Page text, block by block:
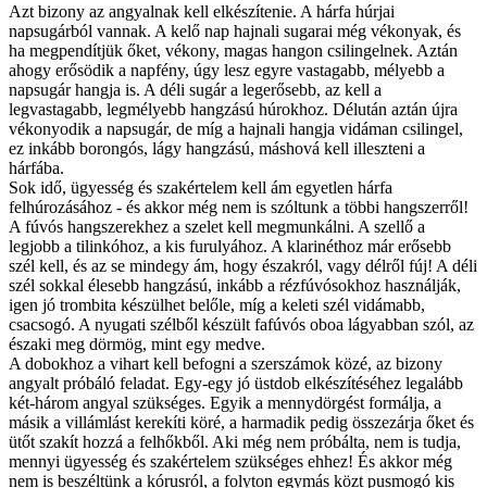
Azt bizony az angyalnak kell elkészítenie. A hárfa húrjai
napsugárból vannak. A kelő nap hajnali sugarai még vékonyak, és
ha megpendítjük őket, vékony, magas hangon csilingelnek. Aztán
ahogy erősödik a napfény, úgy lesz egyre vastagabb, mélyebb a
napsugár hangja is. A déli sugár a legerősebb, az kell a
legvastagabb, legmélyebb hangzású húrokhoz. Délután aztán újra
vékonyodik a napsugár, de míg a hajnali hangja vidáman csilingel,
ez inkább borongós, lágy hangzású, máshová kell illeszteni a
hárfába.
Sok idő, ügyesség és szakértelem kell ám egyetlen hárfa
felhúrozásához - és akkor még nem is szóltunk a többi hangszerről!
A fúvós hangszerekhez a szelet kell megmunkálni. A szellő a
legjobb a tilinkóhoz, a kis furulyához. A klarinéthoz már erősebb
szél kell, és az se mindegy ám, hogy északról, vagy délről fúj! A déli
szél sokkal élesebb hangzású, inkább a rézfúvósokhoz használják,
igen jó trombita készülhet belőle, míg a keleti szél vidámabb,
csacsogó. A nyugati szélből készült fafúvós oboa lágyabban szól, az
északi meg dörmög, mint egy medve.
A dobokhoz a vihart kell befogni a szerszámok közé, az bizony
angyalt próbáló feladat. Egy-egy jó üstdob elkészítéséhez legalább
két-három angyal szükséges. Egyik a mennydörgést formálja, a
másik a villámlást kerekíti köré, a harmadik pedig összezárja őket és
ütőt szakít hozzá a felhőkből. Aki még nem próbálta, nem is tudja,
mennyi ügyesség és szakértelem szükséges ehhez! És akkor még
nem is beszéltünk a kórusról, a folyton egymás közt pusmogó kis